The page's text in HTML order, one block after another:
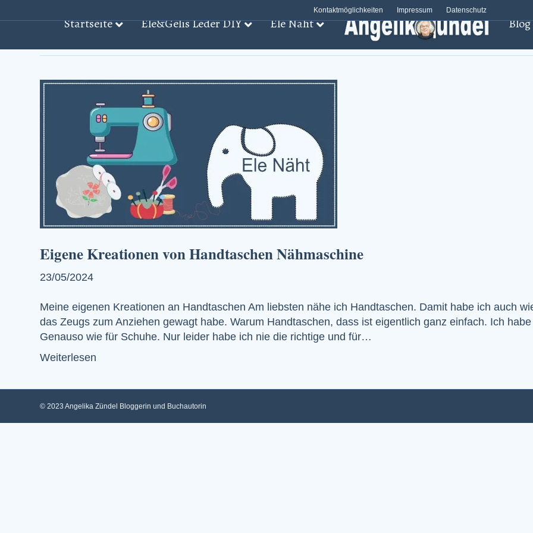
Kontaktmöglichkeiten Impressum Datenschutz
Startseite Ele&Gelis Leder DIY Ele Näht Blog
Eigene Kreationen von Handtaschen Nähmaschine
23/05/2024
Meine eigenen Kreationen an Handtaschen Am liebsten nähe ich Handtaschen. Damit habe ich auch
das Zeugs zum Anziehen gewagt habe. Warum Handtaschen, dass ist eigentlich ganz einfach. Ich
Genauso wie für Schuhe. Nur leider habe ich nie die richtige und für…
Weiterlesen
© 2023 Angelika Zündel Bloggerin und Buchautorin